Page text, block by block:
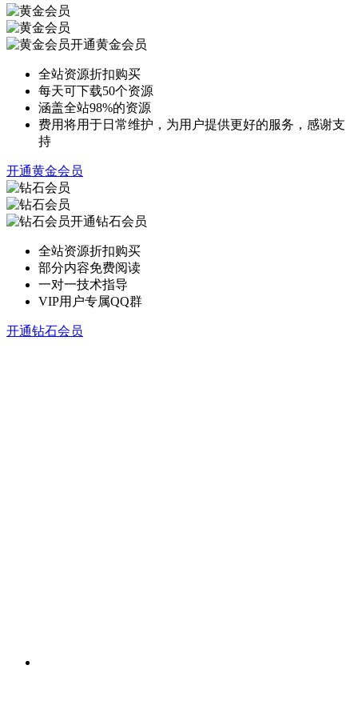
开通黄金会员
全站资源折扣购买
每天可下载50个资源
涵盖全站98%的资源
费用将用于日常维护，为用户提供更好的服务，感谢支
持
开通黄金会员
开通钻石会员
全站资源折扣购买
部分内容免费阅读
一对一技术指导
VIP用户专属QQ群
开通钻石会员